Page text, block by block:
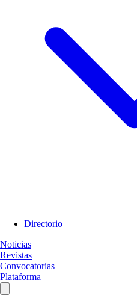
Directorio
Noticias
Revistas
Convocatorias
Plataforma